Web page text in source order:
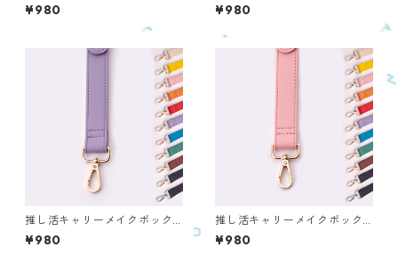
ス ショルダーベルト オレ
ンジ OMS-OR-S
¥980
ス ショルダーベルト イエ
ロー OMS-YL-S
¥980
推し活キャリーメイクボック
ス ショルダーベルト パー
プル OMS-PU-S
¥980
推し活キャリーメイクボック
ス ショルダーベルト ピン
ク OMS-PK-S
¥980